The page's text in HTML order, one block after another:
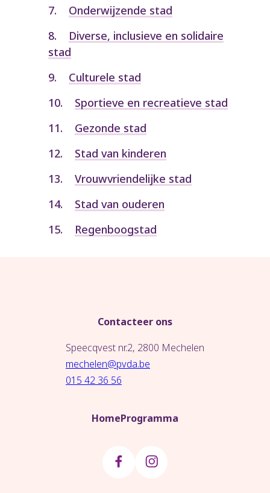
Onderwijzende stad
Diverse, inclusieve en solidaire
stad
Culturele stad
Sportieve en recreatieve stad
Gezonde stad
Stad van kinderen
Vrouwvriendelijke stad
Stad van ouderen
Regenboogstad
Contacteer ons
Speecqvest nr.2, 2800 Mechelen
mechelen@pvda.be
015 42 36 56
HomeProgramma